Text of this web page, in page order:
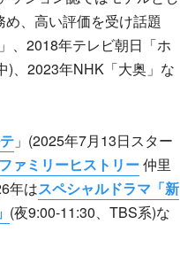
、高い評価を受け話題
、2018年テレビ朝日「ホ
)、2023年NHK「大奥」な
」(2025年7月13日スター
ファミリーヒストリー仲里
年はスペシャルドラマ「新
(夜9:00-11:30、TBS系)な